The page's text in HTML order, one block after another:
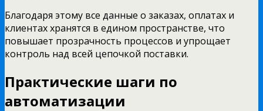
Благодаря этому все данные о заказах, оплатах и
клиентах хранятся в едином пространстве, что
повышает прозрачность процессов и упрощает
контроль над всей цепочкой поставки.
Практические шаги по
автоматизации